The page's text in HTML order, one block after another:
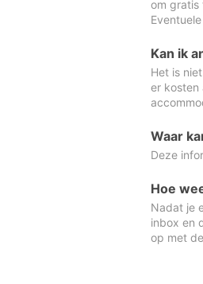
om gratis
Kan ik
Het is
er kosten
Waar
Deze
Hoe
Nadat je
inbox en
op met